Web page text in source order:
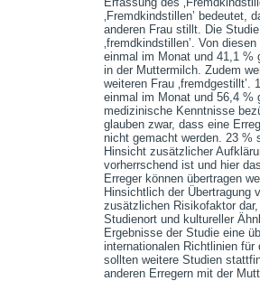
‚Fremdkindstillen’ bedeutet,
anderen Frau stillt. Die
‚fremdkindstillen’. Von
einmal im Monat und 41,1 %
in der Muttermilch. Zudem
weiteren Frau
einmal im Monat und 56,4 %
medizinische Kenntnisse
glauben zwar, dass eine
nicht gemacht werden. 23 %
Hinsicht zusätzlicher
vorherrschend ist und hier
Erreger können übertragen
Hinsichtlich der Übertragung
zusätzlichen Risikofaktor
Studienort und kultureller
Ergebnisse der Studie eine
internationalen Richtlinien
sollten weitere Studien
anderen Erregern mit der